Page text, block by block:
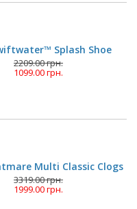
Splash Shoe
2209.00 грн.
1099.00 грн.
Multi Classic Clogs
3319.00 грн.
1999.00 грн.